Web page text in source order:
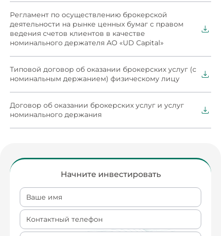
Юридическое лицо:
Свидетельство о регистрации компании и
учредительные документы.
Протокол или решение уполномоченного органа
на открытие брокерского счёта.
Паспортные данные уполномоченных
Анкета клиента и заявление об открытии счёта.
*Компания может запросить дополнительные
документы и информацию.
Регламент по осуществлению брокерской
деятельности на рынке ценных бумаг с правом
ведения счетов клиентов в качестве
номинального держателя АО «UD Capital»
Типовой договор об оказании брокерских услуг (с
номинальным держанием) физическому лицу
Договор об оказании брокерских услуг и услуг
номинального держания
Начните инвестировать
Ваше имя
Контактный телефон